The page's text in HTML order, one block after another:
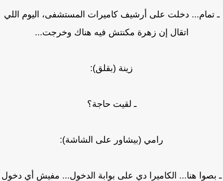
دخلت على أرشيف كاميرات المستشفى، اليوم اللي
اتقال إن زهرة مكنتش فيه هناك وخرجت...
زينة (بقلق):
ـ لقيت حاجة؟
رامي (بيشاور على الشاشة):
هنا... الكاميرا دي على بوابة الدخول... مفيش أي دخول